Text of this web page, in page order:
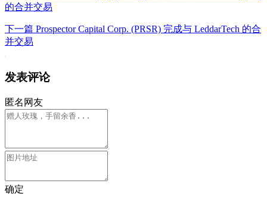
的合并交易
下一篇 Prospector Capital Corp. (PRSR) 完成与 LeddarTech 的合
并交易
发表评论
匿名网友
确定